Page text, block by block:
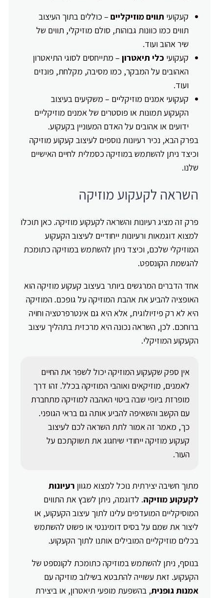
קעקועי תווים מוזיקליים– כוללים בתוך העיצוב
תווים כמו כוונות גבוהות, סולם מוזיקלי, תווים של
שיר אהוב ועוד.
קעקועי כלי תיאטרון– מתייחסים לסוגי התיאטרון
האהובים על המבקר, כמו מסיבה, מקלחת, פונזים
ועוד.
קעקועי אמנים מוזיקליים – משקיעים בעיצוב
הקעקוע תמונות או פוסטרים של אמנים מוזיקליים
ידועים או אהובים על האדם המעוניין בקעקוע.
בפרק הבא, נכיר רעיונות נוספים לעיצוב קעקוע מוזיקה
וכיצד ניתן להשתמש במוזיקה כסמלית לחיים האישיים
שלנו.
השראה לקעקוע מוזיקה
פרק זה מציג רעיונות והשראה לקעקוע מוזיקה. כאן תוכלו
למצוא דוגמאות ורעיונות ייחודיים לעיצוב הקעקוע
המוזיקלי שלכם, וכיצד ניתן להשתמש במוזיקה כתומכת
להגשמת הקונספט.
אחד הדברים המרגשים ביותר בעיצוב קעקוע מוזיקה הוא
האופציה להביע את אהבת המוזיקה על גופכם. המוזיקה
היא לא רק פיזיולוגית, אלא היא גם אינטרפרטציה וחויה
ברוחכם. לכן, השראה נכונה היא מרכזית בתהליך עיצוב
הקעקוע המוזיקלי.
אין ספק שקעקוע המוזיקה יכול לשפר את החיים
לאמנים, מוזיקאים ואוהבי המוזיקה בכלל. זהו דרך
מופרזת ביופי שבה ביטוי האהבה למוזיקה מתחברת
עם הקשב והשאיפה להביע אותה גם בראי הגופני.
כך, מאמר זה אמור לתת השראה לכם לעיצוב
קעקוע מוזיקה ייחודי שיחגוג את תשוקתכם על
העור.
מתוך חשיבה יצירתית נוכל למצוא מגוון רעיונות
לקעקוע מוזיקה. לדוגמה, ניתן לשבץ את התווים
המוסיקליים המועדפים עלינו לתוך עיצוב הקעקוע, או
ליצור את שמם על בסיס דומיננטי או פשוט להשתמש
בכלים מוזיקליים המובילים אותנו לתוך הקעקוע.
בנוסף, ניתן להשתמש במוזיקה כתומכת לקונספט של
הקעקוע. זאת עשוייה להתבטא בשילוב מוזיקה עם
אמנות גופנית, בהשפעת מופעי תיאטרון, או ביצירת